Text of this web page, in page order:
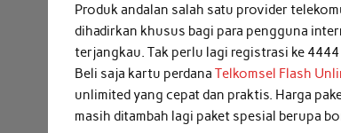
Produk andalan salah satu provider
dihadirkan khusus bagi para pengguna
terjangkau. Tak perlu lagi registrasi ke
Beli saja kartu perdanaTelkomsel Flash
unlimited yang cepat dan praktis. Harga
masih ditambah lagi paket spesial berupa